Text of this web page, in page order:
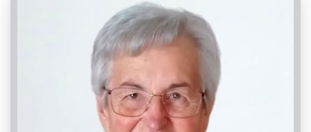
Centallo, Chiesa Parrocchiale di Centallo - San